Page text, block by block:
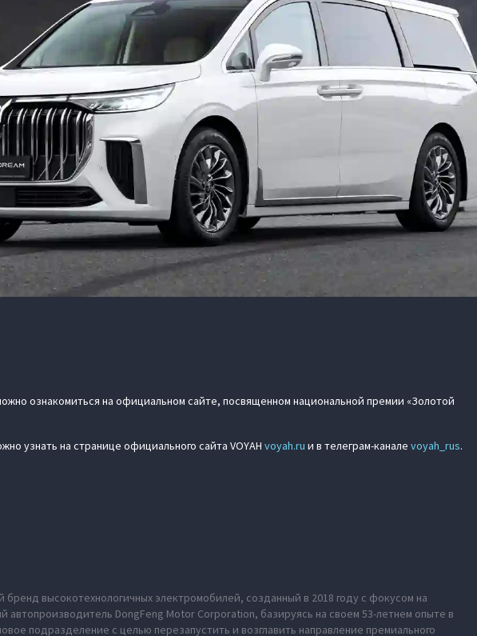
ознакомиться на официальном сайте, посвященном национальной премии «Золотой
узнать на странице официального сайта VOYAH voyah.ru и в телеграм-канале voyah_rus.
бренд высокотехнологичных электромобилей, созданный в 2018 году с фокусом на
автопроизводитель DongFeng Motor Corporation, базируясь на своем 53-летнем опыте в
подразделение с целью перезапустить и возглавить направление премиального